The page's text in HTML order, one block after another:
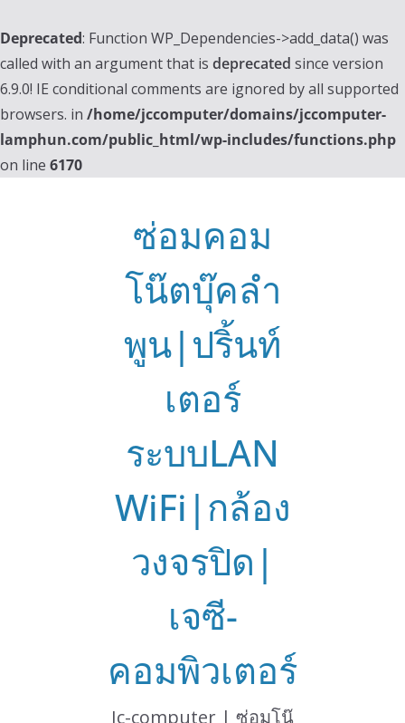
Deprecated: Function WP_Dependencies->add_data() was
called with an argument that is deprecated since version
6.9.0! IE conditional comments are ignored by all supported
browsers. in /home/jccomputer/domains/jccomputer-
lamphun.com/public_html/wp-includes/functions.php
on line 6170
ซ่อมคอม
โน๊ตบุ๊คลำ
พูน|ปริ้นท์
เตอร์
ระบบLAN
WiFi|กล้อง
วงจรปิด|
เจซี-
คอมพิวเตอร์
Jc-computer | ซ่อมโน๊